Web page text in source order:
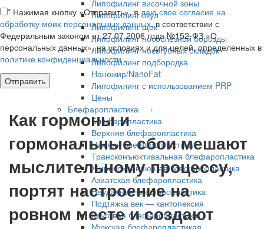
Липофилинг височной зоны
Липофилинг скул
Липофилинг щек
Липофилинг носослезной борозды
Липофилинг носогубных складок
Липофилинг подбородка
Наножир/NanoFat
Липофилинг с использованием PRP
Цены
Блефаропластика ›
Блефаропластика
Верхняя блефаропластика
Нижняя блефаропластика
Трансконъюктивальная блефаропластика
Жиросохраняющая блефаропластика
Азиатская блефаропластика
Неудачная блефаропластика
Подтяжка век — кантопексия
Круговая блефаропластика
Мужская блефаропластикая
* Нажимая кнопку «Отправить», ядаю свое согласие на
обработку моих персональных данных, в соответствии с
Федеральным законом от 27.07.2006 года №152-ФЗ «О
персональных данных», на условиях и для целей, определенных в
политике конфиденциальности
Как гормоны и
гормональные сбои мешают
мыслительному процессу,
портят настроение на
ровном месте и создают